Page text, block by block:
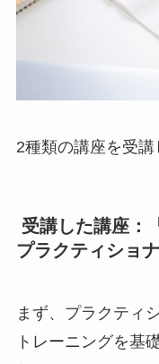
2種類の講座を受講
受講した講座：
プラクティショ
まず、プラクティ
トレーニングを基